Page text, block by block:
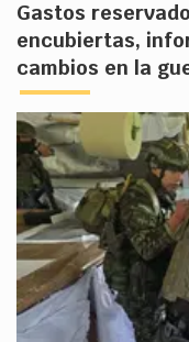
Gastos
encubiertas,
cambios en la